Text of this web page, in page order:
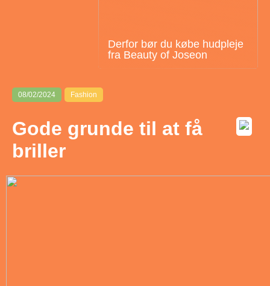
Derfor bør du købe hudpleje
fra Beauty of Joseon
08/02/2024 Fashion
Gode grunde til at få
briller